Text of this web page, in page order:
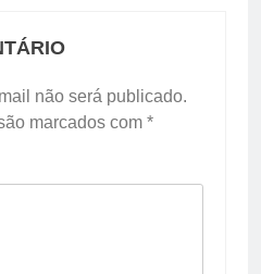
não será publicado.
marcados com *